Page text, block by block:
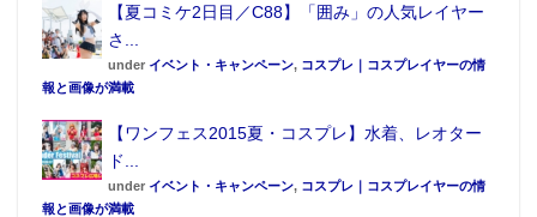
【夏コミケ2日目／C88】「囲み」の人気レイヤー
さ...
under イベント・キャンペーン, コスプレ｜コスプレイヤーの情
報と画像が満載
【ワンフェス2015夏・コスプレ】水着、レオター
ド...
under イベント・キャンペーン, コスプレ｜コスプレイヤーの情
報と画像が満載